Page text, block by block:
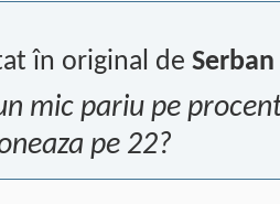
în original de
mic pariu pe
pe 22?